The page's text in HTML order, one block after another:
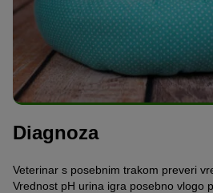
Diagnoza
Veterinar s posebnim trakom preveri
Vrednost pH urina igra posebno vlogo